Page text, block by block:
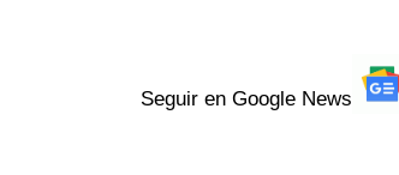
Seguir en Google News